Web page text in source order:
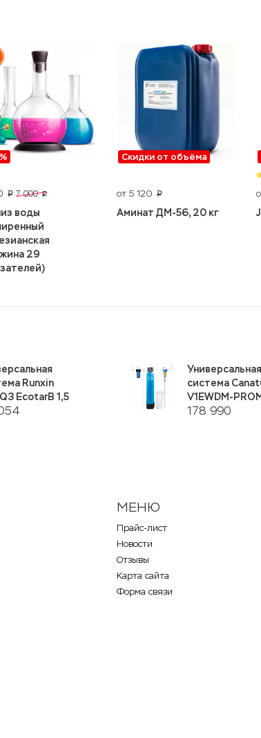
p 7 000 p
воды
29
Скидки от объёма
от 5 120 p
Аминат ДМ-56, 20 кг
Runxin
EcotarB 1,5
178 990
Универсальная
система
V1EWDM-
МЕНЮ
Прайс-лист
Новости
Отзывы
Карта сайта
Форма связи